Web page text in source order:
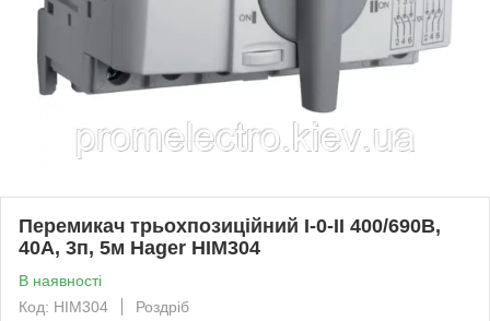
Перемикач трьохпозиційний I-0-II 400/690В,
40А, 3п, 5м Hager HIM304
В наявності
Код: HIM304
Роздріб